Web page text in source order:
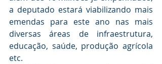
a deputado estará viabilizando mais
emendas para este ano nas mais
diversas áreas de infraestrutura,
educação, saúde, produção agrícola
etc.